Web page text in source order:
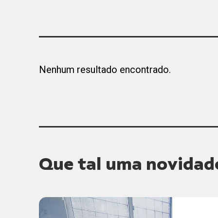
Nenhum resultado encontrado.
Que tal uma